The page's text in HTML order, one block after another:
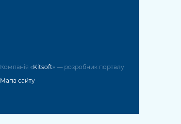
Компанія «Kitsoft» — розробник порталу
Мапа сайту